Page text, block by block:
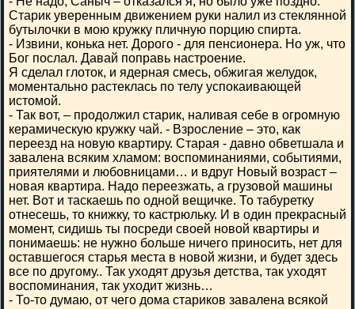
Старик уверенным движением руки налил из стеклянной
бутылочки в мою кружку пличную порцию спирта.
- Извини, конька нет. Дорого - для пенсионера. Но уж, что
Бог послал. Давай поправь настроение.
Я сделал глоток, и ядерная смесь, обжигая желудок,
моментально растеклась по телу успокаивающей
истомой.
- Так вот, – продолжил старик, наливая себе в огромную
керамическую кружку чай. - Взросление – это, как
переезд на новую квартиру. Старая - давно обветшала и
завалена всяким хламом: воспоминаниями, событиями,
приятелями и любовницами… и вдруг Новый возраст –
новая квартира. Надо переезжать, а грузовой машины
нет. Вот и таскаешь по одной вещичке. То табуретку
отнесешь, то книжку, то кастрюльку. И в один прекрасный
момент, сидишь ты посреди своей новой квартиры и
понимаешь: не нужно больше ничего приносить, нет для
оставшегося старья места в новой жизни, и будет здесь
все по другому.. Так уходят друзья детства, так уходят
воспоминания, так уходит жизнь…
- То-то думаю, от чего дома стариков завалена всякой